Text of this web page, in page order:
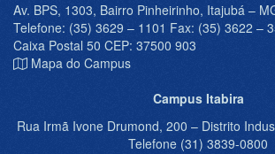
Av. BPS, 1303, Bairro Pinheirinho, Itajubá –
Telefone: (35) 3629 – 1101 Fax: (35) 3622 –
Caixa Postal 50 CEP: 37500 903
Mapa do Campus
Campus Itabira
Rua Irmã Ivone Drumond, 200 – Distrito
Telefone (31) 3839-0800